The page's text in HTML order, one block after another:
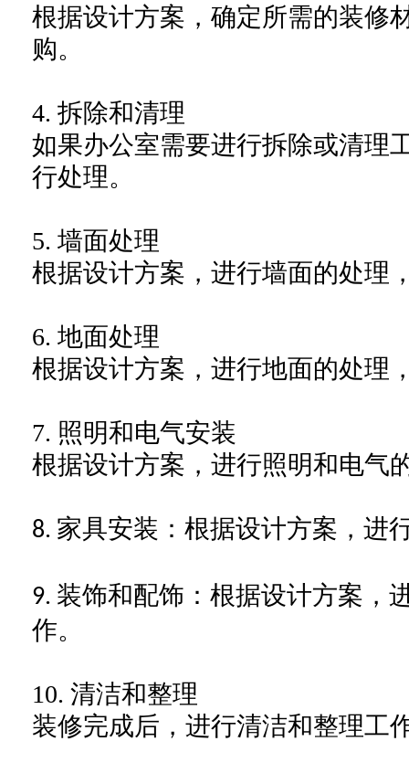
根据设计方案，确定所需的装修
购。
4. 拆除和清理
如果办公室需要进行拆除或清理
行处理。
5. 墙面处理
根据设计方案，进行墙面的处理
6. 地面处理
根据设计方案，进行地面的处理
7. 照明和电气安装
根据设计方案，进行照明和电气
8. 家具安装：根据设计方案，进
9. 装饰和配饰：根据设计方案，
作。
10. 清洁和整理
装修完成后，进行清洁和整理工